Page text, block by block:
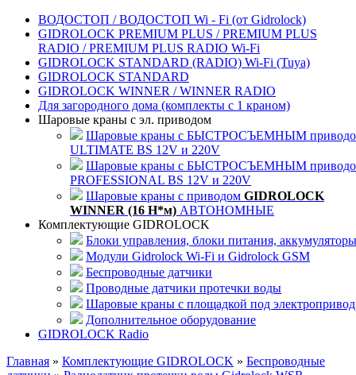
ВОДОСТОП / ВОДОСТОП Wi - Fi (от Gidrolock)
GIDROLOCK PREMIUM PLUS / PREMIUM PLUS
RADIO / PREMIUM PLUS RADIO Wi-Fi
GIDROLOCK STANDARD (RADIO) Wi-Fi (Tuya)
GIDROLOCK STANDARD
GIDROLOCK WINNER / WINNER RADIO
Для загородного дома (комплекты с 1 краном)
Шаровые краны с эл. приводом
Шаровые краны с БЫСТРОСЪЕМНЫМ
ULTIMATE BS 12V и 220V
Шаровые краны с БЫСТРОСЪЕМНЫМ
PROFESSIONAL BS 12V и 220V
Шаровые краны с приводом GIDROLOCK
WINNER (16 Н*м) АВТОНОМНЫЕ
Комплектующие GIDROLOCK
Блоки управления, блоки питания, аккумуляторы
Модули Gidrolock Wi-Fi и Gidrolock GSM
Беспроводные датчики
Проводные датчики протечки воды
Шаровые краны с площадкой под электропривод
Дополнительное оборудование
GIDROLOCK Radio
Главная » Комплектующие GIDROLOCK » Беспроводные